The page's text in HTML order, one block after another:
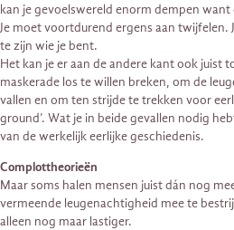
kan je gevoelswereld enorm dempen
Je moet voortdurend ergens aan twijfelen.
te zijn wie je bent.
Het kan je er aan de andere kant ook juist
maskerade los te willen breken, om de
vallen en om ten strijde te trekken voor
ground’. Wat je in beide gevallen nodig
van de werkelijk eerlijke geschiedenis.
Complottheorieën
Maar soms halen mensen juist dán nog
vermeende leugenachtigheid mee te
alleen nog maar lastiger.